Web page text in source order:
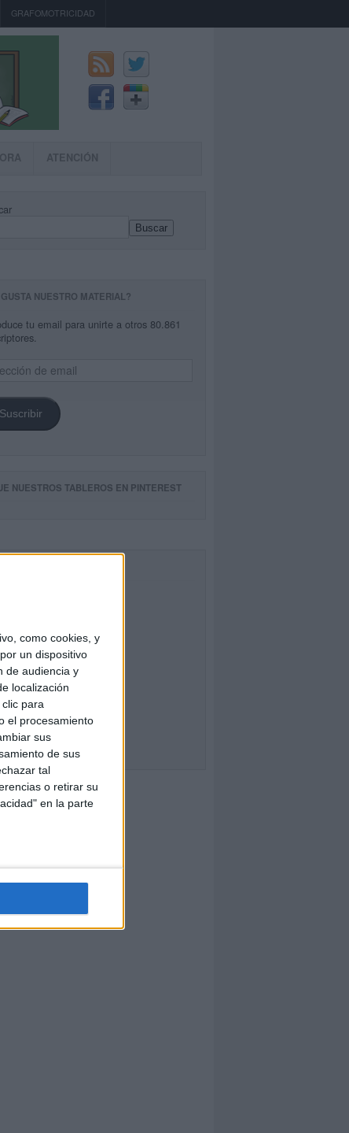
como cookies, y
un dispositivo
de audiencia y
localización
para
el procesamiento
sus
de sus
tal
o retirar su
en la parte
GRAFOMOTRICIDAD
ATENCIÓN
Buscar
NUESTRO MATERIAL?
tu email para unirte a otros 80.861
Suscribir
NUESTROS TABLEROS EN PINTEREST